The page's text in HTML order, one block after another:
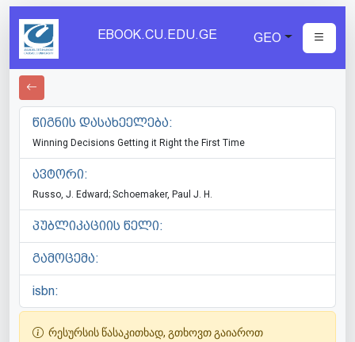
EBOOK.CU.EDU.GE GEO
წიგნის დასახეელება:
Winning Decisions Getting it Right the First Time
ავტორი:
Russo, J. Edward; Schoemaker, Paul J. H.
პუბლიკაციის წელი:
გამოცემა:
isbn:
რესურსის წასაკითხად, გთხოვთ გაიაროთ